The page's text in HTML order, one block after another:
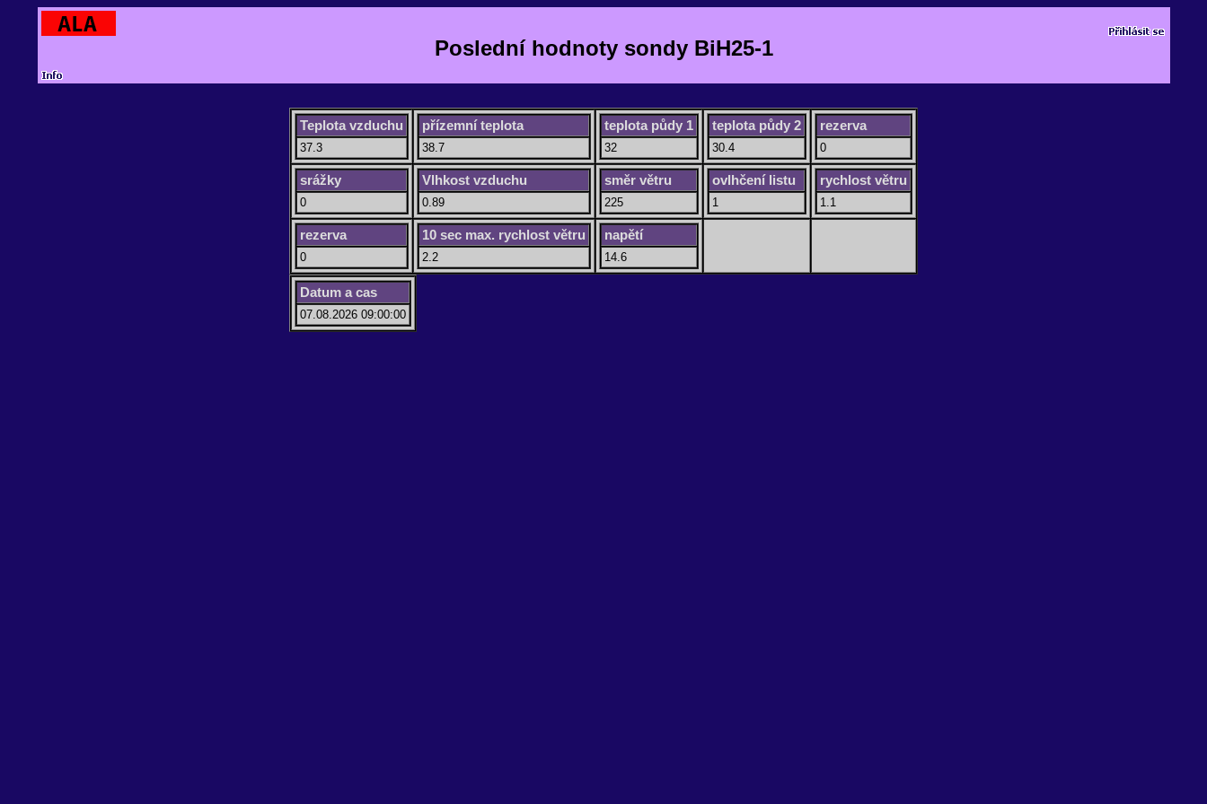
Poslední hodnoty sondy BiH25-1
Teplota vzduchu
37.3
přízemní teplota
38.7
teplota půdy 1
32
teplota půdy 2
30.4
rezerva
0
srážky
0
Vlhkost vzduchu
0.89
směr větru
225
ovlhčení listu
1
rychlost větru
1.1
rezerva
0
10 sec max. rychlost větru
2.2
napětí
14.6
Datum a cas
07.08.2026 09:00:00